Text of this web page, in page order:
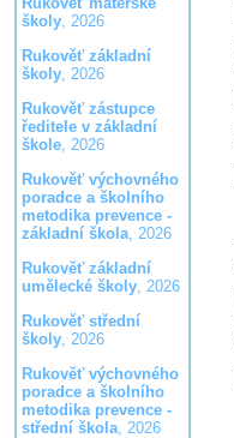
školy, 2026
Rukověť základní
školy, 2026
Rukověť zástupce
ředitele v základní
škole, 2026
Rukověť výchovného
poradce a školního
metodika prevence -
základní škola, 2026
Rukověť základní
umělecké školy, 2026
Rukověť střední
školy, 2026
Rukověť výchovného
poradce a školního
metodika prevence -
střední škola, 2026